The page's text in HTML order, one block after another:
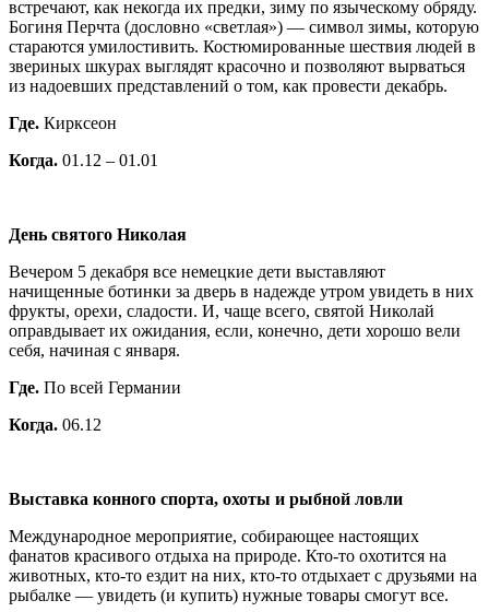
встречают, как некогда их предки, зиму по языческому обряду.
Богиня Перчта (дословно «светлая») — символ зимы, которую
стараются умилостивить. Костюмированные шествия людей в
звериных шкурах выглядят красочно и позволяют вырваться
из надоевших представлений о том, как провести декабрь.
Где. Кирксеон
Когда. 01.12 – 01.01
День святого Николая
Вечером 5 декабря все немецкие дети выставляют
начищенные ботинки за дверь в надежде утром увидеть в них
фрукты, орехи, сладости. И, чаще всего, святой Николай
оправдывает их ожидания, если, конечно, дети хорошо вели
себя, начиная с января.
Где. По всей Германии
Когда. 06.12
Выставка конного спорта, охоты и рыбной ловли
Международное мероприятие, собирающее настоящих
фанатов красивого отдыха на природе. Кто-то охотится на
животных, кто-то ездит на них, кто-то отдыхает с друзьями на
рыбалке — увидеть (и купить) нужные товары смогут все.